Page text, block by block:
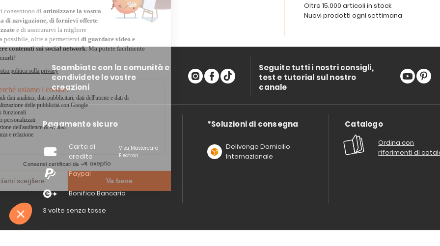
Oltre 15.000 articoli in stock
Nuovi prodotti ogni settimana
Scambiate con la comunità e
condividete le vostre
creazioni
Seguite tutti i nostri consigli,
test e tutorial sul nostro
canale
Pagamento sicuro
Carta di
credito
Visa, Mastercard,
Electron
Paypal
Bonifico Bancario
3 volte senza tasse
*Soluzioni di consegna
Delivengo Domicilio
Internazionale
Catalogo
Ordina con
riferimenti di